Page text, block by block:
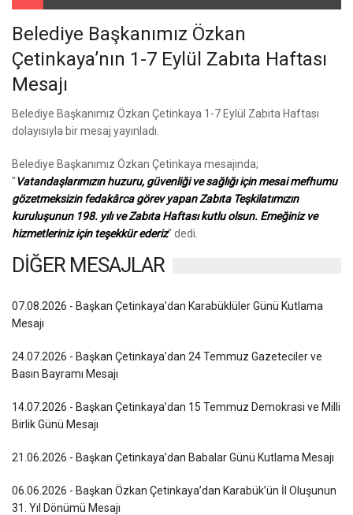
Belediye Başkanımız Özkan
Çetinkaya’nın 1-7 Eylül Zabıta Haftası
Mesajı
Belediye Başkanımız Özkan Çetinkaya 1-7 Eylül Zabıta Haftası
dolayısıyla bir mesaj yayınladı.
Belediye Başkanımız Özkan Çetinkaya mesajında;
"Vatandaşlarımızın huzuru, güvenliği ve sağlığı için mesai mefhumu
gözetmeksizin fedakârca görev yapan Zabıta Teşkilatımızın
kuruluşunun 198. yılı ve Zabıta Haftası kutlu olsun. Emeğiniz ve
hizmetleriniz için teşekkür ederiz" dedi.
DİĞER MESAJLAR
07.08.2026 - Başkan Çetinkaya’dan Karabüklüler Günü Kutlama
Mesajı
24.07.2026 - Başkan Çetinkaya’dan 24 Temmuz Gazeteciler ve
Basın Bayramı Mesajı
14.07.2026 - Başkan Çetinkaya’dan 15 Temmuz Demokrasi ve Milli
Birlik Günü Mesajı
21.06.2026 - Başkan Çetinkaya’dan Babalar Günü Kutlama Mesajı
06.06.2026 - Başkan Özkan Çetinkaya’dan Karabük’ün İl Oluşunun
31. Yıl Dönümü Mesajı